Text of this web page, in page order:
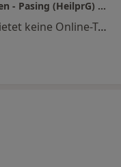
Praxis für Psychotherapie München - Pasing (HeilprG) Stefanie Evita Ibrahim
Dieser Arzt bzw. diese Ärztin bietet keine Online-Terminbuchung an diesem Standort an.